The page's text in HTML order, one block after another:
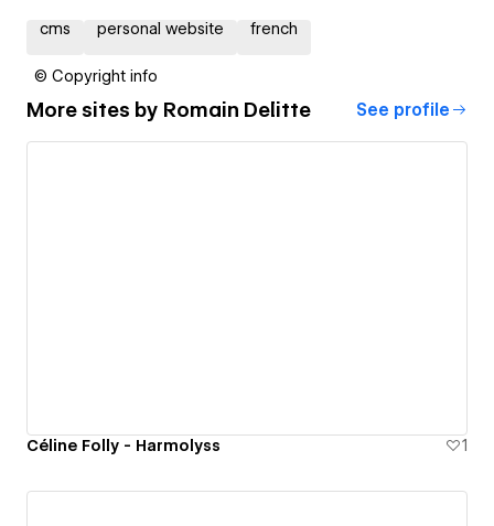
cms personal website french
© Copyright info
More sites by Romain Delitte See profile
Céline Folly - Harmolyss 1